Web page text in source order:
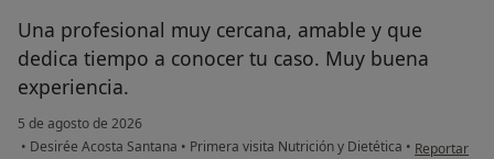
Una profesional muy cercana, amable y que
dedica tiempo a conocer tu caso. Muy buena
experiencia.
5 de agosto de 2026
• Desirée Acosta Santana • Primera visita Nutrición y Dietética • en opinión
Reportar